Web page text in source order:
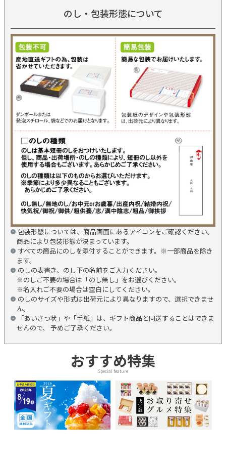
のし・包装形態について
包装形態については、商品画面にあるアイコンをご確認ください。
商品により包装形態が決まっています。
すべての商品にのしを添付することができます。※一部商品を除き
ます。
のしの表書き、のし下の名前をご入力ください。
※のしご不要の場合は「のし無し」をお選びください。
※名入れご不要の場合は空白にしてください。
のしのサイズや形式は出荷元により異なりますので、選択できませ
ん。
「あいさつ状」や「手紙」は、ギフト商品と同送することはできま
せんので、 予めご了承ください。
おすすめ特集
Special feature